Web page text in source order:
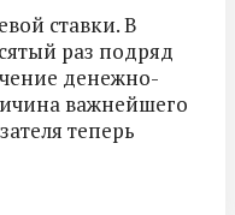
ставки. В
раз подряд
денежно-
важнейшего
теперь